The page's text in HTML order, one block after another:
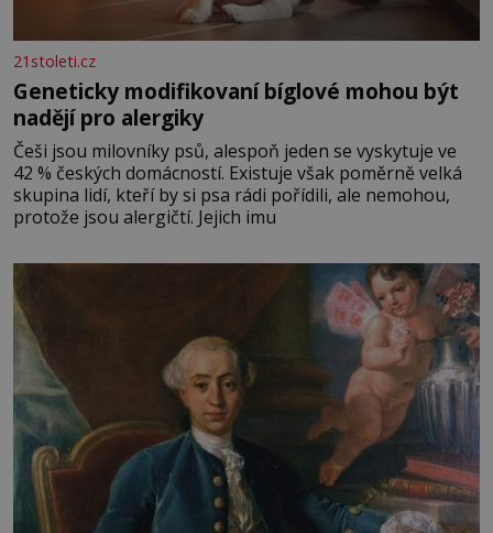
21stoleti.cz
Geneticky modifikovaní bíglové mohou být
nadějí pro alergiky
Češi jsou milovníky psů, alespoň jeden se vyskytuje ve
42 % českých domácností. Existuje však poměrně velká
skupina lidí, kteří by si psa rádi pořídili, ale nemohou,
protože jsou alergičtí. Jejich imu